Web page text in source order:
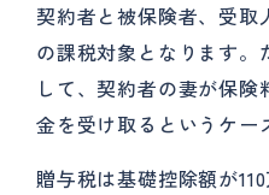
契約者と被保険者、受
の課税対象となります。
して、契約者の妻が保
金を受け取るというケー
贈与税は基礎控除額が